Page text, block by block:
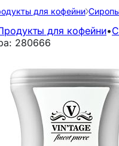
для кофейни
для кофейни•
280666